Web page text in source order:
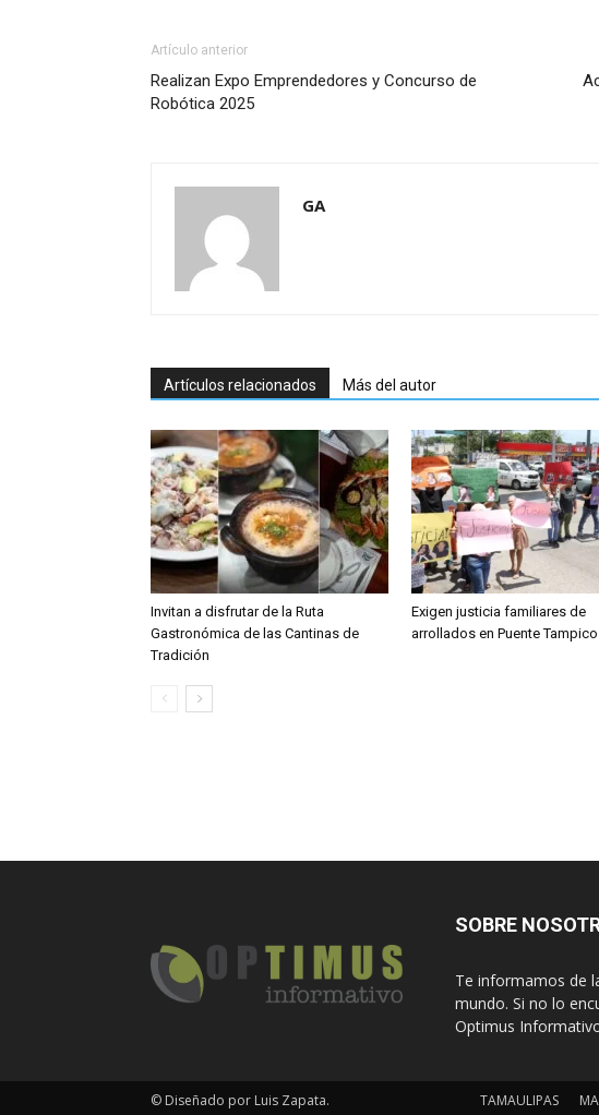
Artículo anterior
Realizan Expo Emprendedores y Concurso de
Robótica 2025
GA
Artículos relacionados Más del autor
Invitan a disfrutar de la Ruta
Gastronómica de las Cantinas de
Tradición
Exigen justicia familiares de
arrollados en Puente Tampico
SOBRE
Te informamos de
mundo. Si no lo
Optimus
TAMAULIPAS
© Diseñado por Luis Zapata.